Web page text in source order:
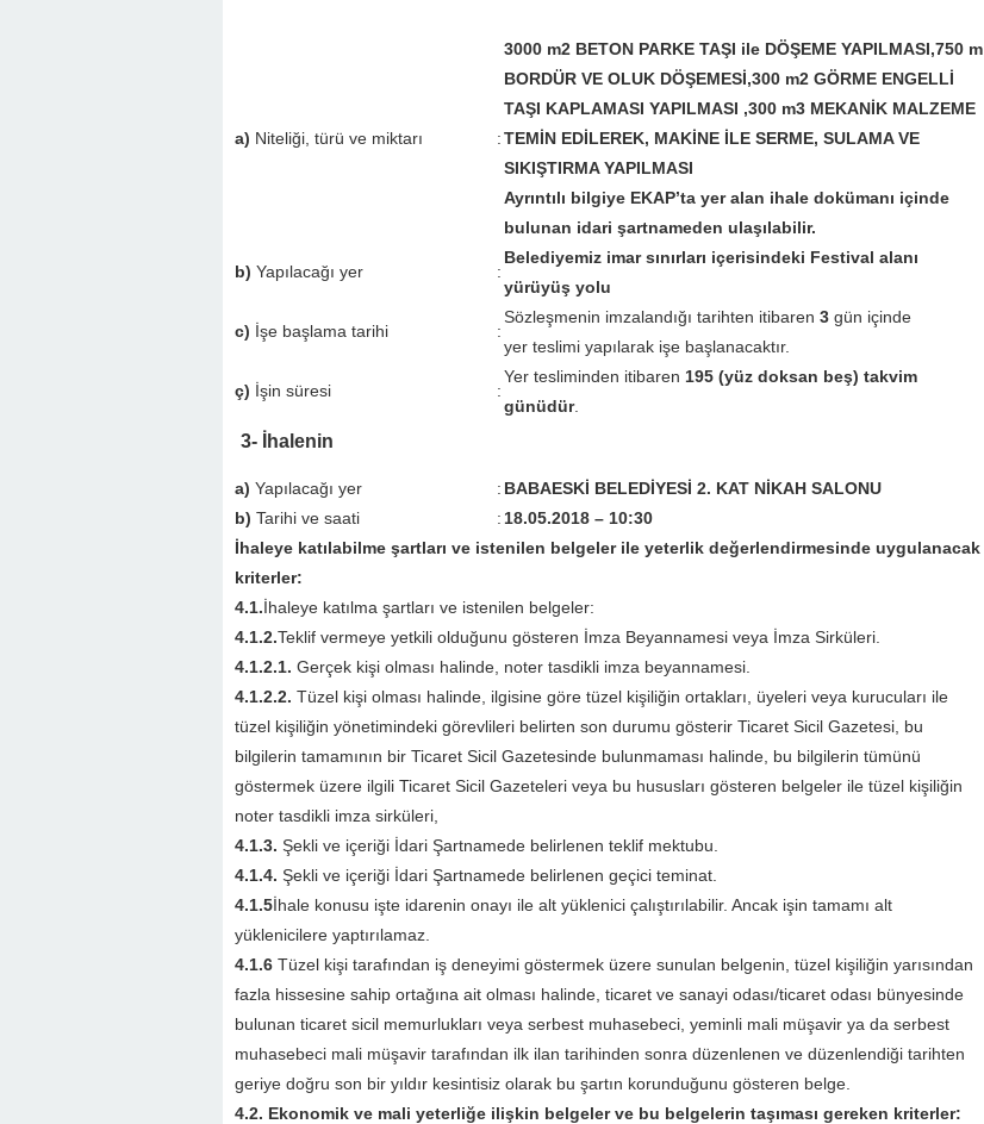
a) Niteliği, türü ve miktarı :
3000 m2 BETON PARKE TAŞI ile DÖŞEME YAPILMASI,750 m
BORDÜR VE OLUK DÖŞEMESİ,300 m2 GÖRME ENGELLİ
TAŞI KAPLAMASI YAPILMASI ,300 m3 MEKANİK MALZEME
TEMİN EDİLEREK, MAKİNE İLE SERME, SULAMA VE
SIKIŞTIRMA YAPILMASI
Ayrıntılı bilgiye EKAP’ta yer alan ihale dokümanı içinde
bulunan idari şartnameden ulaşılabilir.
b) Yapılacağı yer :
Belediyemiz imar sınırları içerisindeki Festival alanı
yürüyüş yolu
c) İşe başlama tarihi :
Sözleşmenin imzalandığı tarihten itibaren 3 gün içinde
yer teslimi yapılarak işe başlanacaktır.
ç) İşin süresi :
Yer tesliminden itibaren 195 (yüz doksan beş) takvim
günüdür.
3- İhalenin
a) Yapılacağı yer : BABAESKİ BELEDİYESİ 2. KAT NİKAH SALONU
b) Tarihi ve saati : 18.05.2018 – 10:30
İhaleye katılabilme şartları ve istenilen belgeler ile yeterlik değerlendirmesinde uygulanacak
kriterler:
4.1.İhaleye katılma şartları ve istenilen belgeler:
4.1.2.Teklif vermeye yetkili olduğunu gösteren İmza Beyannamesi veya İmza Sirküleri.
4.1.2.1. Gerçek kişi olması halinde, noter tasdikli imza beyannamesi.
4.1.2.2. Tüzel kişi olması halinde, ilgisine göre tüzel kişiliğin ortakları, üyeleri veya kurucuları ile
tüzel kişiliğin yönetimindeki görevlileri belirten son durumu gösterir Ticaret Sicil Gazetesi, bu
bilgilerin tamamının bir Ticaret Sicil Gazetesinde bulunmaması halinde, bu bilgilerin tümünü
göstermek üzere ilgili Ticaret Sicil Gazeteleri veya bu hususları gösteren belgeler ile tüzel kişiliğin
noter tasdikli imza sirküleri,
4.1.3. Şekli ve içeriği İdari Şartnamede belirlenen teklif mektubu.
4.1.4. Şekli ve içeriği İdari Şartnamede belirlenen geçici teminat.
4.1.5İhale konusu işte idarenin onayı ile alt yüklenici çalıştırılabilir. Ancak işin tamamı alt
yüklenicilere yaptırılamaz.
4.1.6 Tüzel kişi tarafından iş deneyimi göstermek üzere sunulan belgenin, tüzel kişiliğin yarısından
fazla hissesine sahip ortağına ait olması halinde, ticaret ve sanayi odası/ticaret odası bünyesinde
bulunan ticaret sicil memurlukları veya serbest muhasebeci, yeminli mali müşavir ya da serbest
muhasebeci mali müşavir tarafından ilk ilan tarihinden sonra düzenlenen ve düzenlendiği tarihten
geriye doğru son bir yıldır kesintisiz olarak bu şartın korunduğunu gösteren belge.
4.2. Ekonomik ve mali yeterliğe ilişkin belgeler ve bu belgelerin taşıması gereken kriterler: